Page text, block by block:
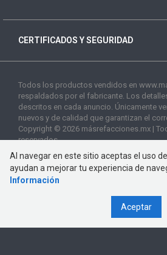
CERTIFICADOS Y SEGURIDAD
Todos los productos vendidos en
respaldados por el fabricante. Los
descritos en cada anuncio. Únicamente
nuevos y de calidad que garantizan el
Copyright © 2026 másrefacciones.mx |
reservados
Al navegar en este sitio aceptas el uso
ayudan a mejorar tu experiencia de
Información
Aceptar